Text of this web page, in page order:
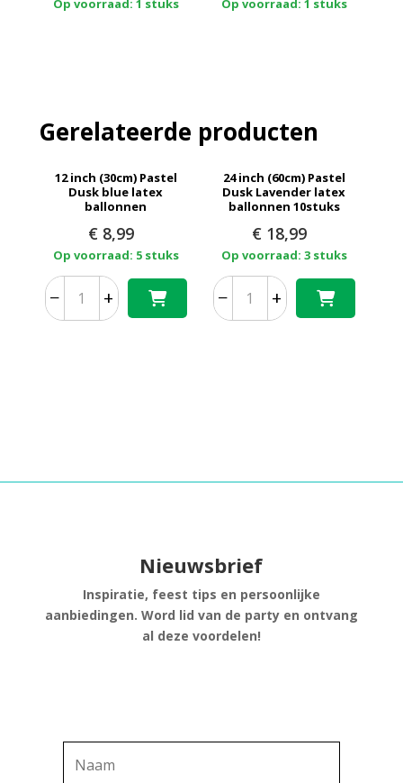
Op voorraad: 1 stuks Op voorraad: 1 stuks
Gerelateerde producten
12 inch (30cm) Pastel
Dusk blue latex
ballonnen
€ 8,99
Op voorraad: 5 stuks
− +
24 inch (60cm) Pastel
Dusk Lavender latex
ballonnen 10stuks
€ 18,99
Op voorraad: 3 stuks
− +
Nieuwsbrief
Inspiratie, feest tips en persoonlijke
aanbiedingen. Word lid van de party en ontvang
al deze voordelen!